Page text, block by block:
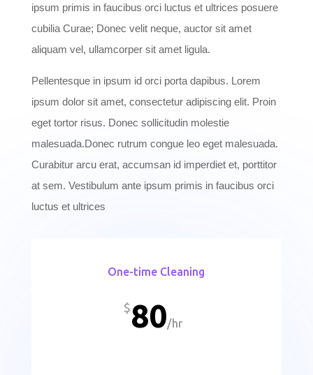
ipsum primis in faucibus orci luctus et ultrices posuere
cubilia Curae; Donec velit neque, auctor sit amet
aliquam vel, ullamcorper sit amet ligula.
Pellentesque in ipsum id orci porta dapibus. Lorem
ipsum dolor sit amet, consectetur adipiscing elit. Proin
eget tortor risus. Donec sollicitudin molestie
malesuada.Donec rutrum congue leo eget malesuada.
Curabitur arcu erat, accumsan id imperdiet et, porttitor
at sem. Vestibulum ante ipsum primis in faucibus orci
luctus et ultrices
One-time Cleaning
$80/hr